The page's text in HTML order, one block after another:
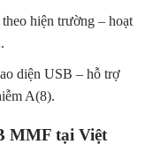
hiện trường – hoạt
diện USB – hỗ trợ
A(8).
MMF tại Việt